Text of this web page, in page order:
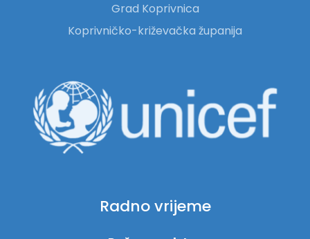
Grad Koprivnica
Koprivničko-križevačka županija
Radno vrijeme